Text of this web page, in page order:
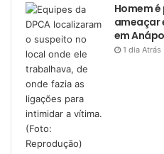
Homem
ameaçar
em
1 dia Atrás